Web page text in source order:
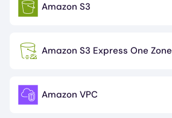
ImageAmazon S3
ImageAmazon S3 Express One Zone
ImageAmazon VPC